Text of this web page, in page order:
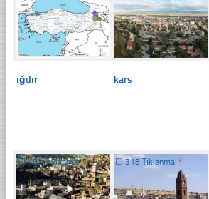
ığdır kars
☐402 Tıklanma ☐318 Tıklanma